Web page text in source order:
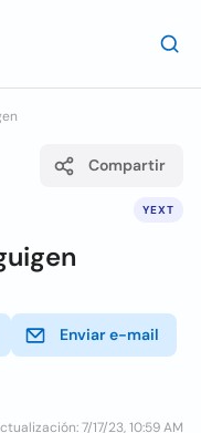
YEXT
Compartir
Enviar e-mail
7/17/23, 10:59 AM